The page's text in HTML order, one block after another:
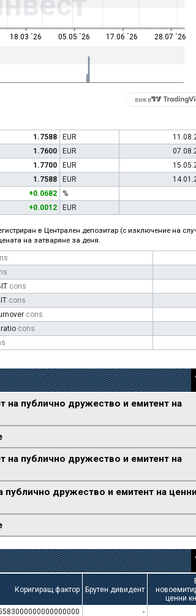
18.03 ´26 05.05 ´26 17.06 ´26 28.07 ´26
виж в
1.7588 EUR
1.7600 EUR
1.7700 EUR
1.7588 EUR
+0.0682 %
+0.0012 EUR
в Централен депозитар (с изключение на
на затваряне за деня.
cons
cons
cons
cons
на публично дружество и емитент на
на публично дружество и емитент на
дружество и емитент на ценни
Коригиращ фактор Брутен дивидент
ценни
-